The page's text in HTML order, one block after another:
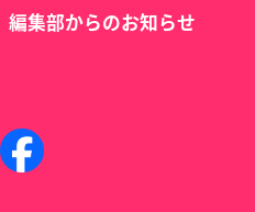
編集部からのお知らせ